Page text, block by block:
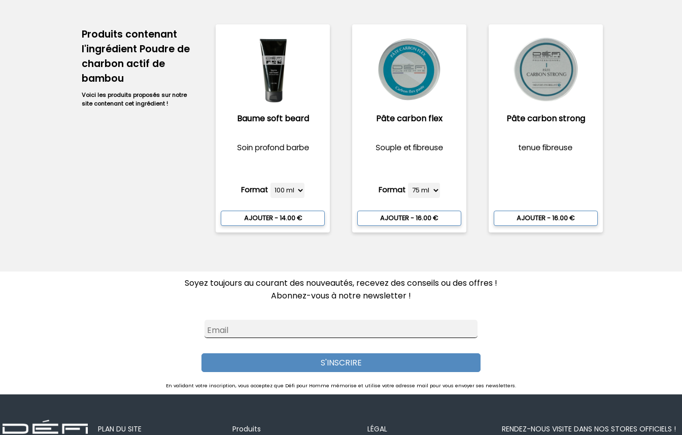
Produits contenant
l'ingrédient Poudre de
charbon actif de
bambou
Voici les produits proposés sur notre
site contenant cet ingrédient !
Baume soft beard
Soin profond barbe
Format
AJOUTER - 14.00 €
Pâte carbon flex
Souple et fibreuse
Format
AJOUTER - 16.00 €
Pâte carbon strong
tenue fibreuse
AJOUTER - 16.00 €
Soyez toujours au courant des nouveautés, recevez des conseils ou des offres !
Abonnez-vous à notre newsletter !
Email
S'INSCRIRE
En validant votre inscription, vous acceptez que Défi pour Homme mémorise et utilise votre adresse mail pour vous envoyer ses newsletters.
PLAN DU SITE Produits LÉGAL RENDEZ-NOUS VISITE DANS NOS STORES OFFICIELS !